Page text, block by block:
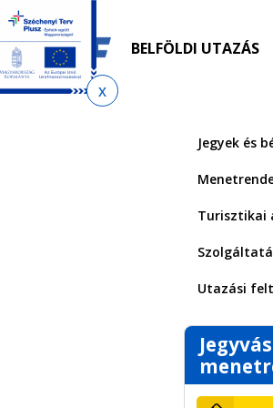
Ugrás
menetrendkeresőhöz
Ugrás
az
almenühöz
Ugrás
tartalomra
Ugrás
az
oldaltérképre
BELFÖLDI UTAZÁS
Jegyek és
Turisztikai
Utazási